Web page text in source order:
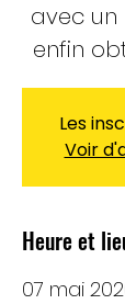
avec
enfin
Les
Voir
Heure et
07 mai